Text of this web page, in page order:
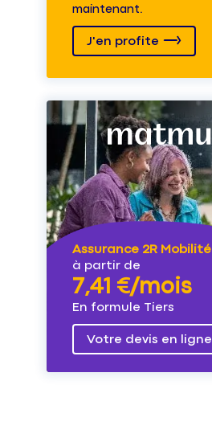
maintenant.
J'en profite
Assurance 2R Mobilité
à partir de
7,41 €/mois
En formule Tiers
Votre devis en ligne